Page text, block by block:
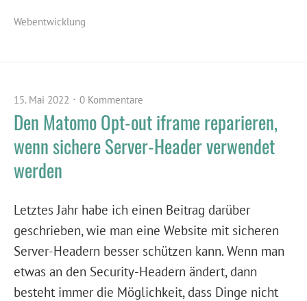
Webentwicklung
15. Mai 2022 0 Kommentare
Den Matomo Opt-out iframe reparieren,
wenn sichere Server-Header verwendet
werden
Letztes Jahr habe ich einen Beitrag darüber
geschrieben, wie man eine Website mit sicheren
Server-Headern besser schützen kann. Wenn man
etwas an den Security-Headern ändert, dann
besteht immer die Möglichkeit, dass Dinge nicht